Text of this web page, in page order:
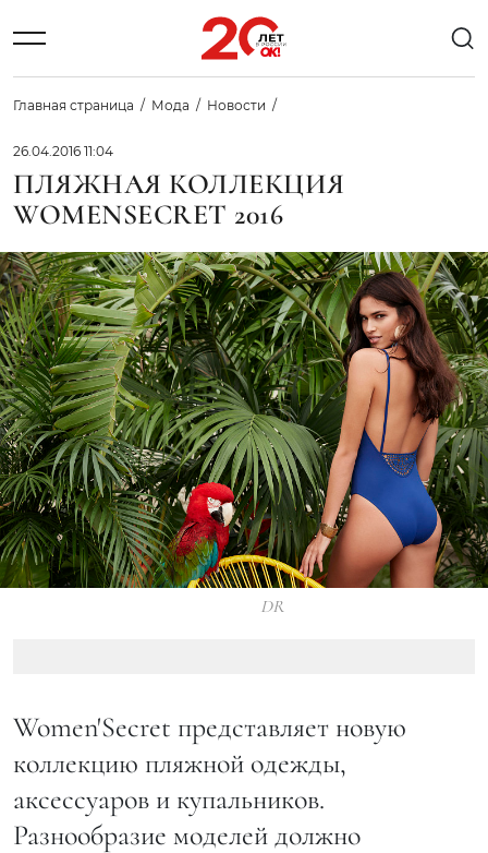
Главная страница Мода Новости
26.04.2016 11:04
ПЛЯЖНАЯ КОЛЛЕКЦИЯ
WOMENSECRET 2016
DR
Women'Secret представляет новую
коллекцию пляжной одежды,
аксессуаров и купальников.
Разнообразие моделей должно